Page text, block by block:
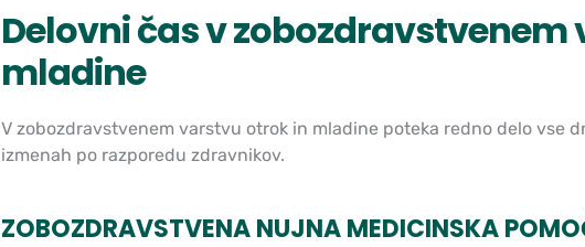
Delovni čas v
mladine
V zobozdravstvenem varstvu otrok in mladine poteka redno delo vse
izmenah po razporedu zdravnikov.
ZOBOZDRAVSTVENA NUJNA MEDICINSKA